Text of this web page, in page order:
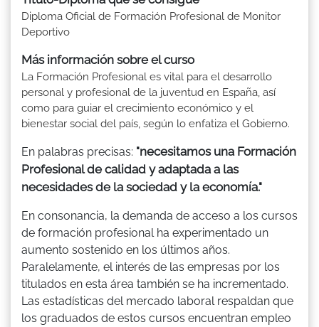
Diploma Oficial de Formación Profesional de Monitor
Deportivo
Más información sobre el curso
La Formación Profesional es vital para el desarrollo
personal y profesional de la juventud en España, así
como para guiar el crecimiento económico y el
bienestar social del país, según lo enfatiza el Gobierno.
En palabras precisas: "necesitamos una Formación
Profesional de calidad y adaptada a las
necesidades de la sociedad y la economía."
En consonancia, la demanda de acceso a los cursos
de formación profesional ha experimentado un
aumento sostenido en los últimos años.
Paralelamente, el interés de las empresas por los
titulados en esta área también se ha incrementado.
Las estadísticas del mercado laboral respaldan que
los graduados de estos cursos encuentran empleo